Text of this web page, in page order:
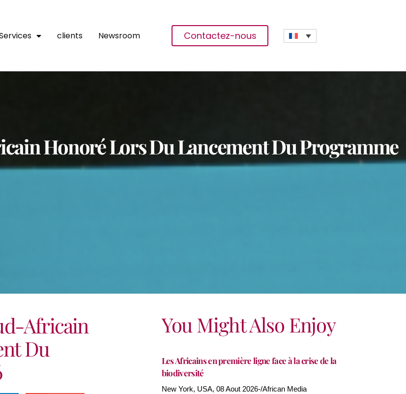
clients Newsroom Contactez-nous
Honoré Lors Du Lancement Du Programme
Africain
Du
You Might Also Enjoy
Les Africains en première ligne face à la crise de la
biodiversité
New York, USA, 08 Aout 2026-/African Media